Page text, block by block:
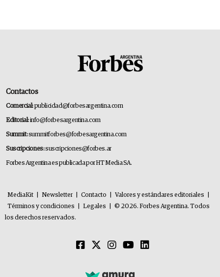
Contactos
Comercial:publicidad@forbesargentina.com
Editorial:info@forbesargentina.com
Summit:summitforbes@forbesargentina.com
Suscripciones:suscripciones@forbes.ar
Forbes Argentina es publicada por HT Media SA.
MediaKit Newsletter Contacto Valores y estándares editoriales
Términos y condiciones
Legales
© 2026. Forbes Argentina. Todos
los derechos reservados.